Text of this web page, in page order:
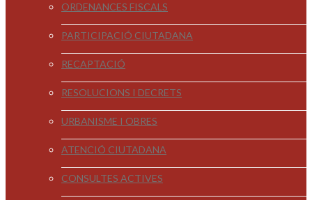
ORDENANCES FISCALS
PARTICIPACIÓ CIUTADANA
RECAPTACIÓ
RESOLUCIONS I DECRETS
URBANISME I OBRES
ATENCIÓ CIUTADANA
CONSULTES ACTIVES